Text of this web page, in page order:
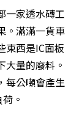
一家透水磚工
。滿滿一貨車
東西是IC面板
大量的廢料。
每公噸會產生
。